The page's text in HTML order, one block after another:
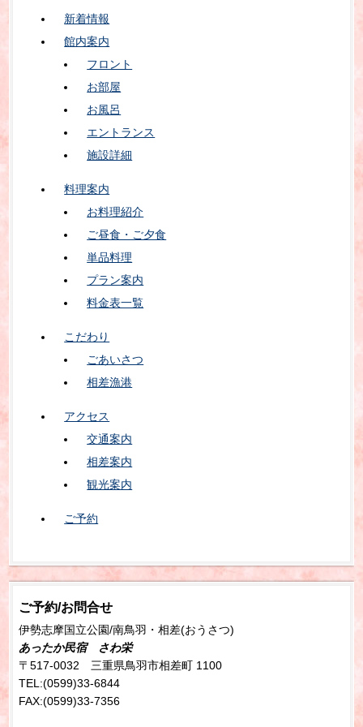
新着情報
館内案内
フロント
お部屋
お風呂
エントランス
施設詳細
料理案内
お料理紹介
ご昼食・ご夕食
単品料理
プラン案内
料金表一覧
こだわり
ごあいさつ
相差漁港
アクセス
交通案内
相差案内
観光案内
ご予約
ご予約/お問合せ
伊勢志摩国立公園/南鳥羽・相差(おうさつ)
あったか民宿 さわ栄
〒517-0032 三重県鳥羽市相差町 1100
TEL:(0599)33-6844
FAX:(0599)33-7356